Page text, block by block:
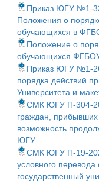
Приказ ЮГУ №1-
Положения о
обучающихся в
Положение о
обучающихся
Приказ ЮГУ №1-
порядка действий
Университета и
СМК ЮГУ П-304-
граждан,
возможность
ЮГУ
СМК ЮГУ П-19-
условного
государственный